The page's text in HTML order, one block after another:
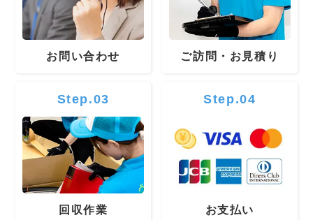
お問い合わせ ご訪問・お見積り
Step.03
回収作業
Step.04
お支払い